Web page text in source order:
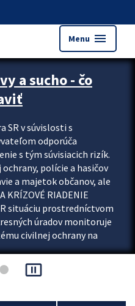
Menu menu
a sucho - čo
v súvislosti s
odporúča
s tým súvisiacich rizík.
polície a hasičov
a majetok občanov, ale
KRÍZOVÉ RIADENIE
situáciu prostredníctvom
úradov monitoruje
civilnej ochrany na
pause_presentation